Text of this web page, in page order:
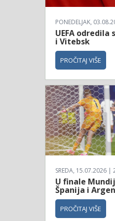
PONEDELJAK,
UEFA odredila
i Vitebsk
PROČITAJ VIŠE
SREDA, 15.07.2026 |
U finale
Španija i
PROČITAJ VIŠE